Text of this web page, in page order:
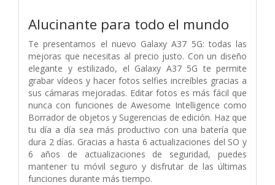
Alucinante para todo el mundo
Te presentamos el nuevo Galaxy A37 5G: todas las
mejoras que necesitas al precio justo. Con un diseño
elegante y estilizado, el Galaxy A37 5G te permite
grabar vídeos y hacer fotos selfies increíbles gracias a
sus cámaras mejoradas. Editar fotos es más fácil que
nunca con funciones de Awesome Intelligence como
Borrador de objetos y Sugerencias de edición. Haz que
tu día a día sea más productivo con una batería que
dura 2 días. Gracias a hasta 6 actualizaciones del SO y
6 años de actualizaciones de seguridad, puedes
mantener tu móvil seguro y disfrutar de las últimas
funciones durante más tiempo.